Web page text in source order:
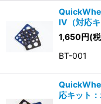
IV（対応
1,650円(
BT-001
応キット